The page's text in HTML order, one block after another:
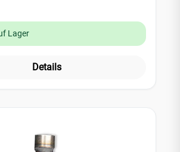
Lager
Details